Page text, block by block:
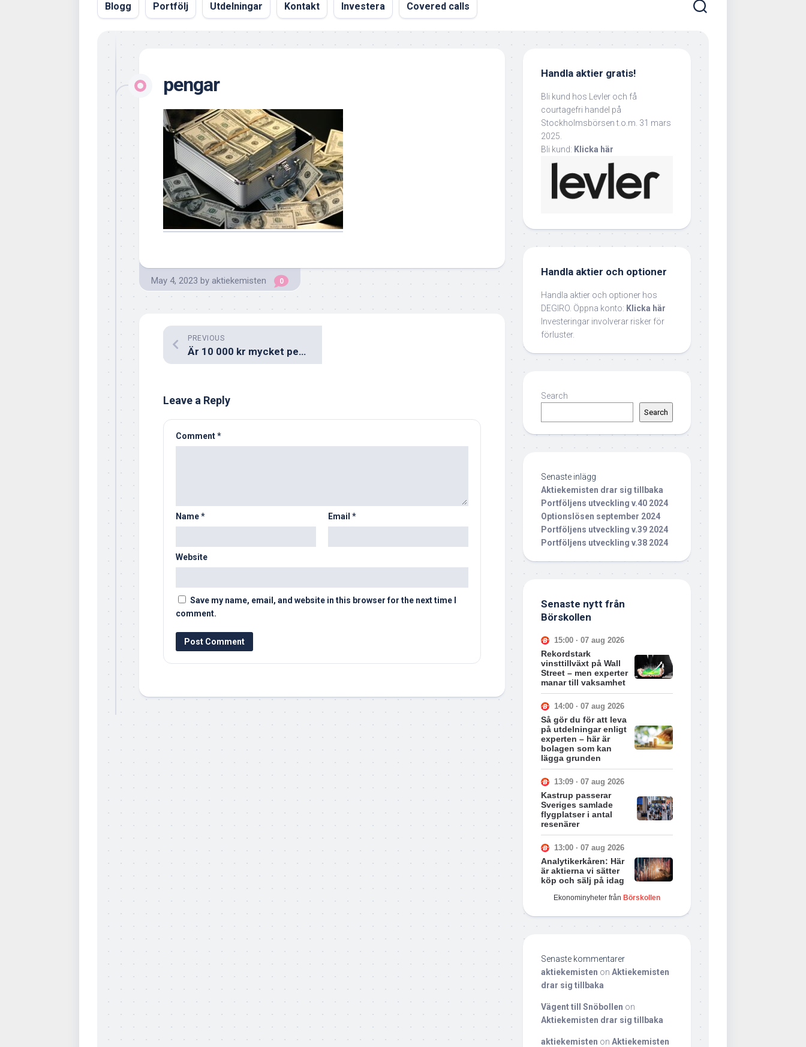
Blogg Portfölj Utdelningar Kontakt Investera Covered calls
pengar
May 4, 2023 by aktiekemisten 0
PREVIOUS
Är 10 000 kr mycket pengar?
Leave a Reply
Comment*
Name* Email *
Website
Save my name, email, and website in this browser for the next time I
comment.
Handla aktier gratis!
Bli kund hos Levler och få
courtagefri handel på
Stockholmsbörsen t.o.m. 31 mars
2025.
Bli kund: Klicka här
Handla aktier och optioner
Handla aktier och optioner hos
DEGIRO. Öppna konto: Klicka här
Investeringar involverar risker för
förluster.
Search
Search
Senaste inlägg
Aktiekemisten drar sig tillbaka
Portföljens utveckling v.40 2024
Optionslösen september 2024
Portföljens utveckling v.39 2024
Portföljens utveckling v.38 2024
Senaste nytt från
Börskollen
15:00 · 07 aug 2026
Rekordstark
vinsttillväxt på Wall
Street – men experter
manar till vaksamhet
14:00 · 07 aug 2026
Så gör du för att leva
på utdelningar enligt
experten – här är
bolagen som kan
lägga grunden
13:09 · 07 aug 2026
Kastrup passerar
Sveriges samlade
flygplatser i antal
resenärer
13:00 · 07 aug 2026
Analytikerkåren: Här
är aktierna vi sätter
köp och sälj på idag
Ekonominyheter från Börskollen
Senaste kommentarer
aktiekemisten on Aktiekemisten
drar sig tillbaka
Vägent till Snöbollen on
Aktiekemisten drar sig tillbaka
aktiekemisten on Aktiekemisten